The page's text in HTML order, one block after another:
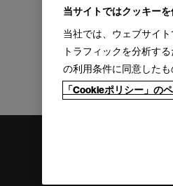
当サイトではクッキー
当社では、ウェブサイ
トラフィックを分析す
の利用条件に同意したも
「Cookieポリシー」の